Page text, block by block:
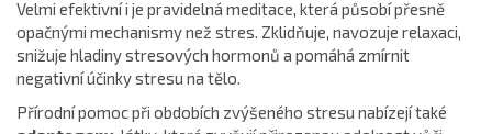
Velmi efektivní i je pravidelná meditace, která působí přesně
opačnými mechanismy než stres. Zklidňuje, navozuje relaxaci,
snižuje hladiny stresových hormonů a pomáhá zmírnit
negativní účinky stresu na tělo.
Přírodní pomoc při obdobích zvýšeného stresu nabízejí také